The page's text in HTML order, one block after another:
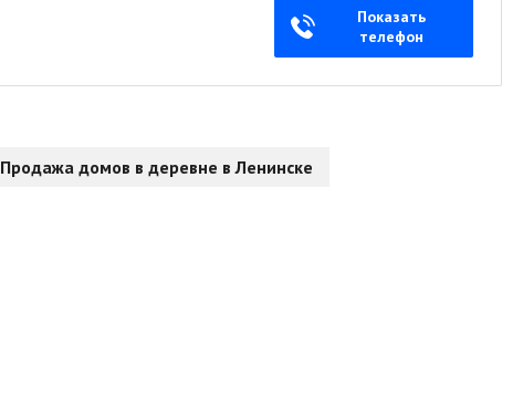
Показать
телефон
Продажа домов в деревне в Ленинске